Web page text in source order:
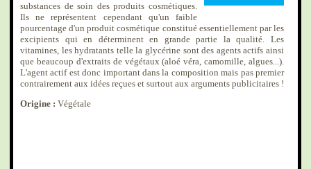
substances de soin des produits cosmétiques.
Ils ne représentent cependant qu'un faible
pourcentage d'un produit cosmétique constitué essentiellement par les
excipients qui en déterminent en grande partie la qualité. Les
vitamines, les hydratants telle la glycérine sont des agents actifs ainsi
que beaucoup d'extraits de végétaux (aloé véra, camomille, algues...).
L'agent actif est donc important dans la composition mais pas premier
contrairement aux idées reçues et surtout aux arguments publicitaires !
Origine : Végétale